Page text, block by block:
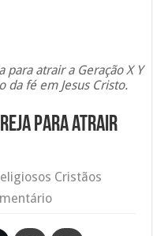
para atrair a Geração X Y
da fé em Jesus Cristo.
para atrair
Cristãos